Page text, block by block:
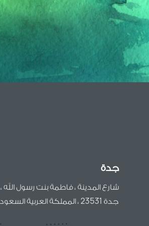
جدة
شارع المدينة ، فاطمة بنت رسول الله ،
جدة 23531 ، المملكة العربية السعودية